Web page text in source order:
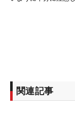
関連記事